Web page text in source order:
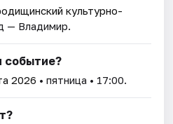
культурно-
— Владимир.
событие?
2026 • пятница • 17:00.